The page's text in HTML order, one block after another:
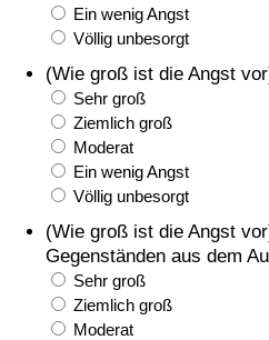
Ein wenig Angst
Völlig unbesorgt
(Wie groß ist die Angst
Sehr groß
Ziemlich groß
Moderat
Ein wenig Angst
Völlig unbesorgt
(Wie groß ist die Angst
Gegenständen aus dem
Sehr groß
Ziemlich groß
Moderat